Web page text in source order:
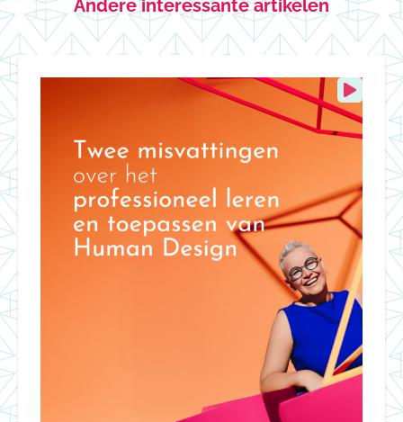
Andere interessante artikelen